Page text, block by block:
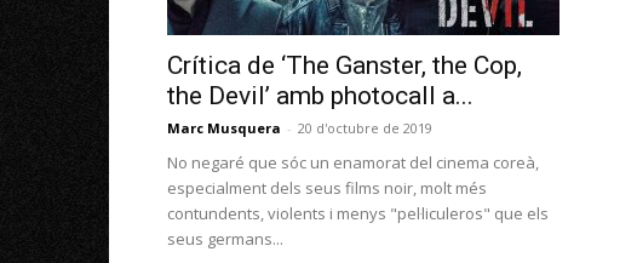
Crítica de ‘The Ganster, the Cop,
the Devil’ amb photocall a...
Marc Musquera - 20 d'octubre de 2019
No negaré que sóc un enamorat del cinema coreà,
especialment dels seus films noir, molt més
contundents, violents i menys "pel·liculeros" que els
seus germans...